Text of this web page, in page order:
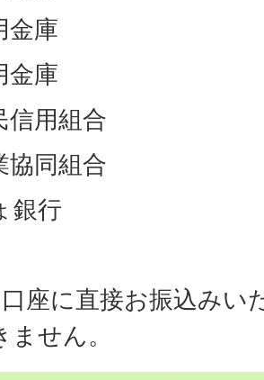
金庫
金庫
信用組合
協同組合
銀行
座に直接お振込みい
せん。